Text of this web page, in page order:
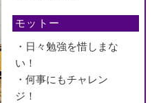
モットー
・日々勉強を惜しまな
い！
・何事にもチャレン
ジ！